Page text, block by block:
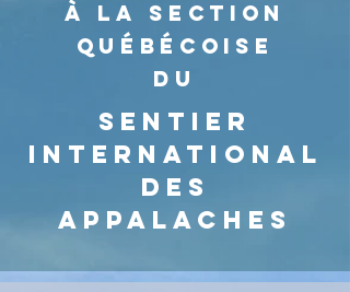
à la section
Québécoise
du
Sentier
International
des
AppalacheS